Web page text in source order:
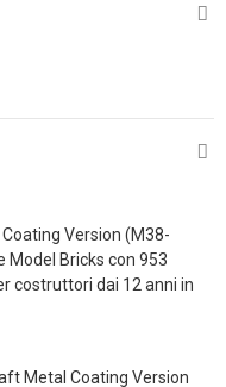
Version (M38-
Model Bricks con 953
costruttori dai 12 anni in
Metal Coating Version